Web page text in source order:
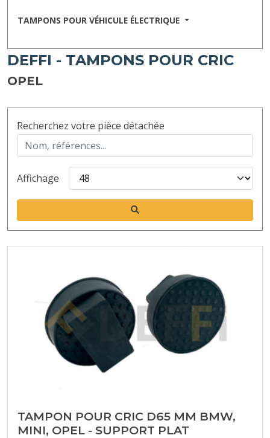
TAMPONS POUR VÉHICULE ÉLECTRIQUE
DEFFI - TAMPONS POUR CRIC
OPEL
Recherchez votre pièce détachée
Affichage
TAMPON POUR CRIC D65 MM BMW,
MINI, OPEL - SUPPORT PLAT